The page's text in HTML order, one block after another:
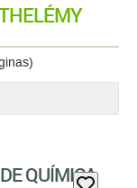
QUÍMICA